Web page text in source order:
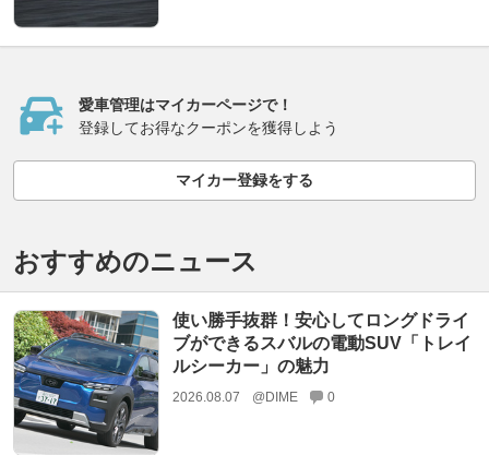
愛車管理はマイカーページで！
登録してお得なクーポンを獲得しよう
マイカー登録をする
おすすめのニュース
使い勝手抜群！安心してロングドライ
ブができるスバルの電動SUV「トレイ
ルシーカー」の魅力
2026.08.07 @DIME 0